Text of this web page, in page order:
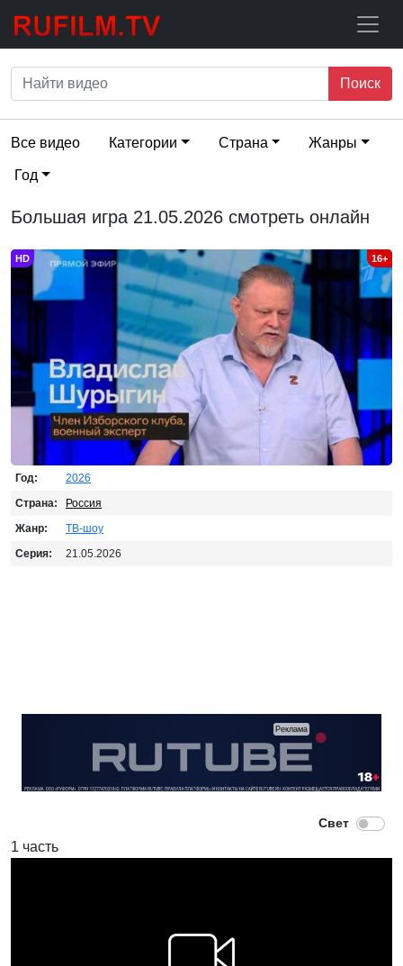
Поиск
Все видео Категории Страна Жанры
Год
Большая игра 21.05.2026 смотреть онлайн
HD 16+
Год:
2026
Страна:
Россия
Жанр:
ТВ-шоу
Серия:
21.05.2026
1 часть